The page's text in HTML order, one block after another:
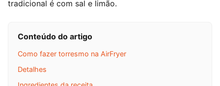
tradicional é com sal e limão.
Conteúdo do artigo
Como fazer torresmo na AirFryer
Detalhes